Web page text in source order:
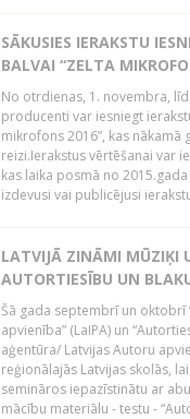
SĀKUSIES IERAKSTU
BALVAI “ZELTA
No otrdienas, 1. novembra,
producenti var iesniegt
mikrofons 2016”, kas
reizi.Ierakstus vērtēšanai var
kas laika posmā no
izdevusi vai publicējusi
LATVIJĀ ZINĀMI MŪZIĶI
AUTORTIESĪBU UN
Šā gada septembrī un oktobrī
apvienība” (LaIPA) un
aģentūra/ Latvijas Autoru
reģionālajās Latvijas skolās,
semināros iepazīstinātu ar
mācību materiālu - testu -